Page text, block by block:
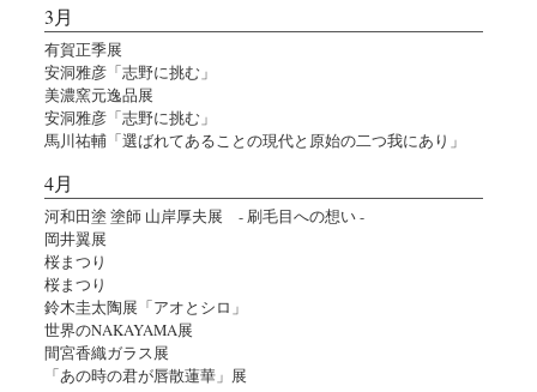
3月
有賀正季展
安洞雅彦「志野に挑む」
美濃窯元逸品展
安洞雅彦「志野に挑む」
馬川祐輔「選ばれてあることの現代と原始の二つ我にあり」
4月
河和田塗 塗師 山岸厚夫展 - 刷毛目への想い -
岡井翼展
桜まつり
桜まつり
鈴木圭太陶展「アオとシロ」
世界のNAKAYAMA展
間宮香織ガラス展
「あの時の君が唇散蓮華」展